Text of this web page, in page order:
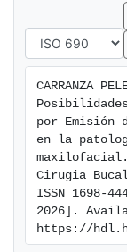
mayor índice
neoplásicas.
que combinan
de positrones,
avance en el
patología
CARRANZA
por Emisión
en la
Cirugia
ISSN 1698-
2026].
https://